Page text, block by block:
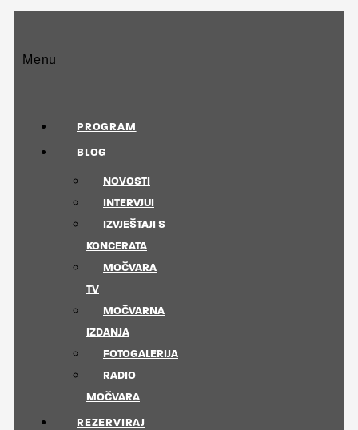
Menu
PROGRAM
BLOG
NOVOSTI
INTERVJUI
IZVJEŠTAJI S
KONCERATA
MOČVARA
TV
MOČVARNA
IZDANJA
FOTOGALERIJA
RADIO
MOČVARA
REZERVIRAJ